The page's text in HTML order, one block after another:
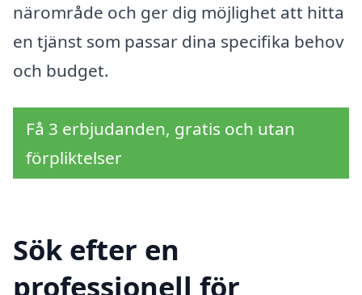
närområde och ger dig möjlighet att hitta
en tjänst som passar dina specifika behov
och budget.
Få 3 erbjudanden, gratis och utan
förpliktelser
Sök efter en
professionell för